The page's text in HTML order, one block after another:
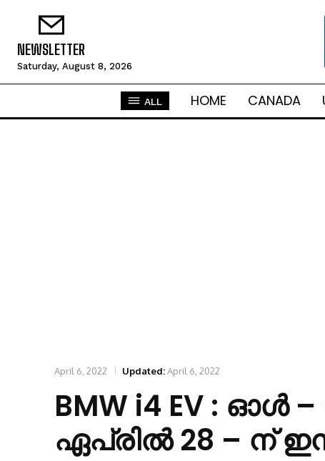
NEWSLETTER
Saturday, August 8, 2026
ALL HOME CANADA
April 6, 2022 Updated:April 6, 2022
BMW i4 EV :
ഏപ്രിൽ 28 – ന്